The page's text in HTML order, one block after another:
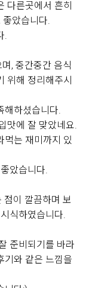
이라, 예비신랑한
상담을 받았는데
습니다.
셨는데, 엘린홀
로 하라고 기꺼이
:)
고 계약까지 해놓
곳부터 와볼껄 싶
에 너무 크게 만
+8
다른곳에서 흔히
았습니다.
.
, 중간중간 음식
위해 정리해주시
해하셨습니다.
맛에 잘 맞았네요.
먹는 재미까지 있
았습니다.
점이 깔끔하며 보
식하였습니다.
준비되기를 바라
기와 같은 느낌을